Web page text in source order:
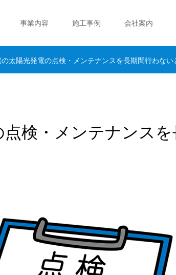
事業内容 施工事例 会社案内
太陽光発電の点検・メンテナンスを長期間行わない
検・メンテナンス